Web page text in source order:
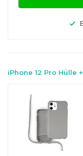
iPhone 12 Pro Hülle